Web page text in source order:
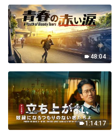
48:04
1:14:17